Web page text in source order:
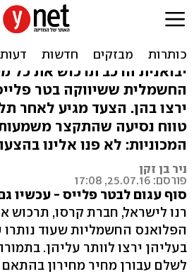
בטר פלייס
קרסו תרכוש
יבואנית הרכב תרכוש את כל
החשמלית ששיווקה בטר
ירצו בהן. הצעד מגיע לאחר
טווח נסיעה שהתקצר
המכוניות: לא פנו אלינו
ניר בן זקן
פורסם: 25.07.16, 17:08
סוף עגום לבטר פלייס - עכשיו
רנו לישראל, חברת קרסו, תרכוש
הפלואנס החשמליות שעוד
בעליהן ירצו לוותר עליהן.
לשלם עבורן מחיר מחירון בהתאם